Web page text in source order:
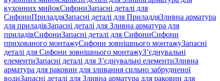
кухонних мийокСифониЗапасні деталі для
СифониПриладдяЗапасні деталі для ПриладдяЗливна арматура
для приладівЗапасні деталі для Зливна арматура для
приладівСифониЗапасні деталі для СифониСифони
прихованого монтажуСифони зовнішнього монтажуЗапасні
деталі для Сифони зовнішнього монтажуЗ’єднувальні
елементиЗапасні деталі для З’єднувальні елементиЗливна
арматура для раковин для зливання сильно забрудненої
водиЗапасні деталі для Зливна арматура для раковин для